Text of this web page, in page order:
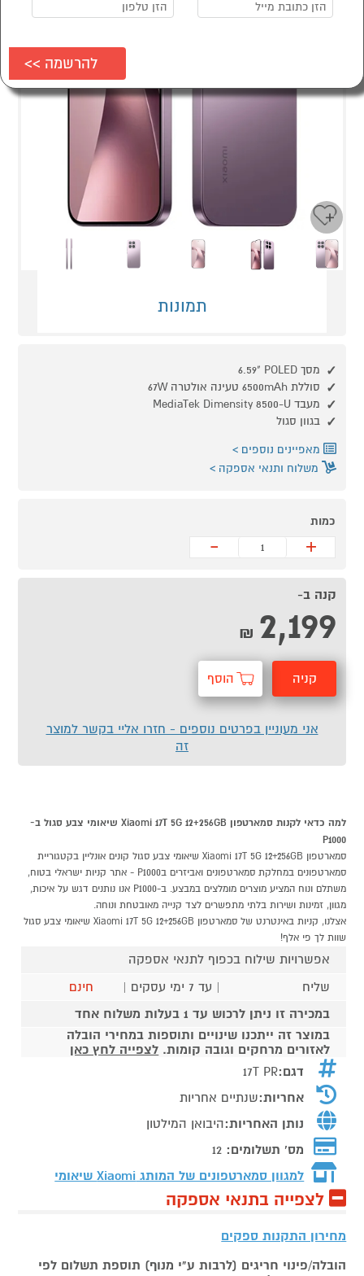
תמונות
מסך POLED ‏"6.59
סוללת 6500mAh טעינה אולטרה 67W
מעבד MediaTek Dimensity 8500-U
בגוון סגול
מאפיינים נוספים
משלוח ותנאי אספקה
כמות
+
-
קנה ב-
2,199
₪
קניה הוסף
אני מעוניין בפרטים נוספים - חזרו אליי בקשר למוצר
זה
למה כדאי לקנות סמארטפון Xiaomi 17T 5G 12+256GB שיאומי צבע סגול ב-
P1000
סמארטפון Xiaomi 17T 5G 12+256GB שיאומי צבע סגול קונים אונליין בקטגוריית
סמארטפונים במחלקת סמארטפונים ואביזרים בP1000 - אתר קניות ישראלי בטוח,
משתלם ונוח המציע מוצרים מומלצים במבצע. ב-P1000 אנו נותנים דגש על איכות,
מגוון, זמינות ושירות בלתי מתפשרים לצד קנייה מאובטחת ונוחה.
אצלנו, קניות באינטרנט של סמארטפון Xiaomi 17T 5G 12+256GB שיאומי צבע סגול
שוות לך פי אלף!
אפשרויות שילוח בכפוף לתנאי אספקה
שליח
| עד 7 ימי עסקים |
חינם
במכירה זו ניתן לרכוש עד 1 בעלות משלוח אחד
במוצר זה ייתכנו שינויים ותוספות במחירי הובלה
לאזורים מרחקים וגובה קומות. לצפייה לחץ כאן
דגם:17T PR
אחריות:שנתיים אחריות
נותן האחריות:היבואן המילטון
מס' תשלומים: 12
למגוון סמארטפונים של המותג Xiaomi שיאומי
לצפייה בתנאי אספקה
מחירון התקנות ספקים
הובלה/פינוי חריגים (לרבות ע"י מנוף) תוספת תשלום לפי